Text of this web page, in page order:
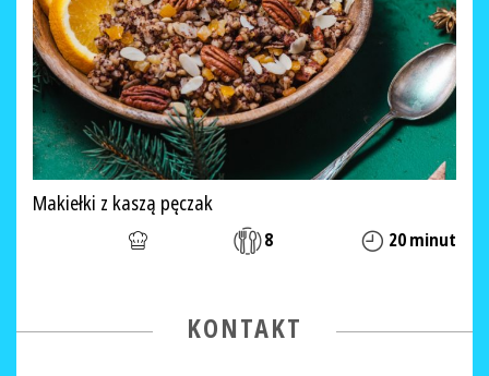
Makiełki z kaszą pęczak
8 20 minut
KONTAKT